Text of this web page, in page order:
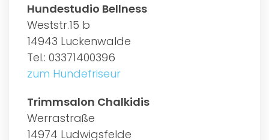
Hundestudio Bellness
Weststr.15 b
14943 Luckenwalde
Tel.: 03371400396
zum Hundefriseur
Trimmsalon Chalkidis
Werrastraße
14974 Ludwigsfelde